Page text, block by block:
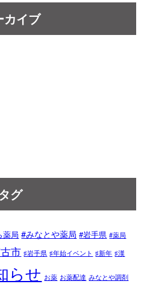
カイブ
タグ
薬局 #みなとや薬局 #岩手県 #薬局
市 ♯岩手県 ♯年始イベント ♯新年 ♯漢
らせ お薬 お薬配達 みなとや調剤